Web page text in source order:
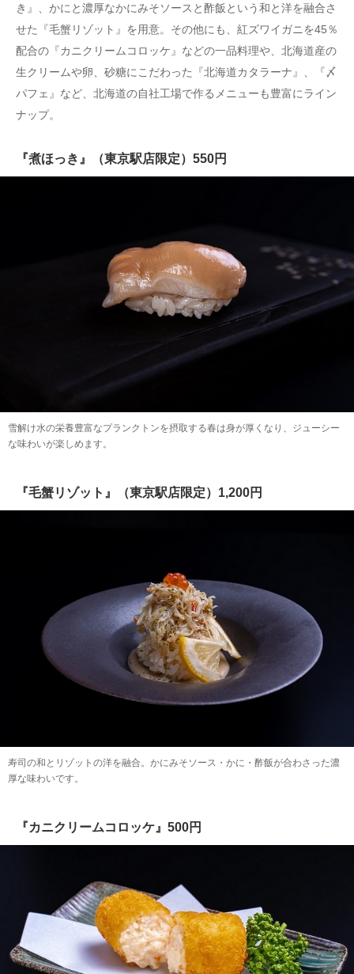
き』、かにと濃厚なかにみそソースと酢飯という和と洋を融合さ
せた『毛蟹リゾット』を用意。その他にも、紅ズワイガニを45％
配合の『カニクリームコロッケ』などの一品料理や、北海道産の
生クリームや卵、砂糖にこだわった『北海道カタラーナ』、『〆
パフェ』など、北海道の自社工場で作るメニューも豊富にライン
ナップ。
『煮ほっき』（東京駅店限定）550円
雪解け水の栄養豊富なプランクトンを摂取する春は身が厚くなり、ジューシー
な味わいが楽しめます。
『毛蟹リゾット』（東京駅店限定）1,200円
寿司の和とリゾットの洋を融合。かにみそソース・かに・酢飯が合わさった濃
厚な味わいです。
『カニクリームコロッケ』500円